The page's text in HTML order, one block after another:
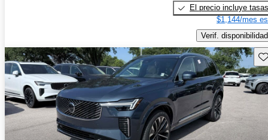
El precio incluye tasas
$1,144/mes
Verif. disponibilidad